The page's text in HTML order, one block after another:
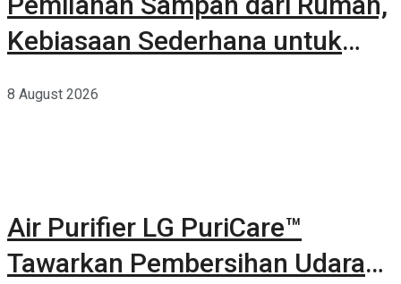
Kebiasaan Sederhana untuk
8 August 2026
Air Purifier LG PuriCare™
Tawarkan Pembersihan Udara